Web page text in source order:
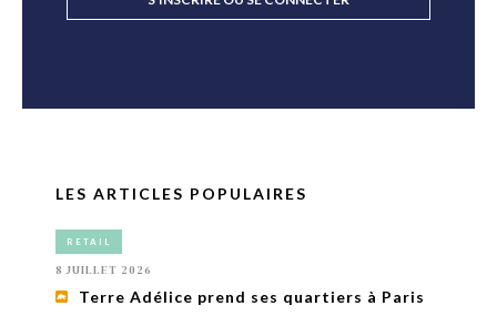
LES ARTICLES POPULAIRES
RETAIL
8 JUILLET 2026
Terre Adélice prend ses quartiers à Paris